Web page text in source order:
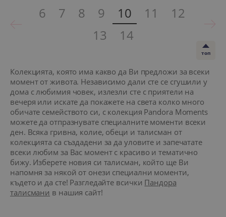
6 7 8 9 10 11
12
13
14
Колекцията, която има какво да Ви предложи за всеки
момент от живота. Независимо дали сте се сгушили у
дома с любимия човек, излезли сте с приятели на
вечеря или искате да покажете на света колко много
обичате семейството си, с колекция Pandora Moments
можете да отпразнувате специалните моменти всеки
ден. Всяка гривна, колие, обеци и талисман от
колекцията са създадени за да уловите и запечатате
всеки любим за Вас момент с красиво и тематично
бижу. Изберете новия си талисман, който ще Ви
напомня за някой от онези специални моменти,
където и да сте! Разгледайте всички Пандора
талисмани в нашия сайт!
топ